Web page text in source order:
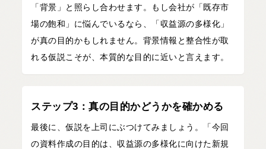
「背景」と照らし合わせます。もし会社が「既存市
場の飽和」に悩んでいるなら、「収益源の多様化」
が真の目的かもしれません。背景情報と整合性が取
れる仮説こそが、本質的な目的に近いと言えます。
ステップ3：真の目的かどうかを確かめる
最後に、仮説を上司にぶつけてみましょう。「今回
の資料作成の目的は、収益源の多様化に向けた新規